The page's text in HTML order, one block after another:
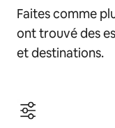
Faites comme
ont trouvé des
et destinations.